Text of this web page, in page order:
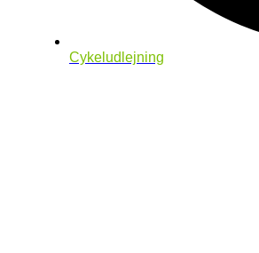
Cykeludlejning